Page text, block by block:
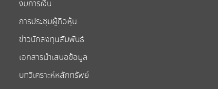
งบการเงิน
การประชุมผู้ถือหุ้น
ข่าวนักลงทุนสัมพันธ์
เอกสารนำเสนอข้อมูล
บทวิเคราะห์หลักทรัพย์